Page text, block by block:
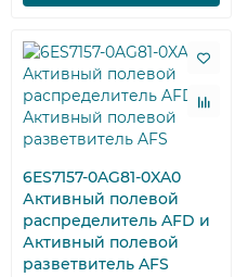
6ES7157-0AG81-0XA0
Активный полевой
распределитель AFD и
Активный полевой
разветвитель AFS